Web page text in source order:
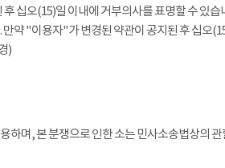
십오(15)일 이내에 거부의사를 표명할 수 있습
약 "이용자"가 변경된 약관이 공지된 후 십오
)
하며, 본 분쟁으로 인한 소는 민사소송법상의